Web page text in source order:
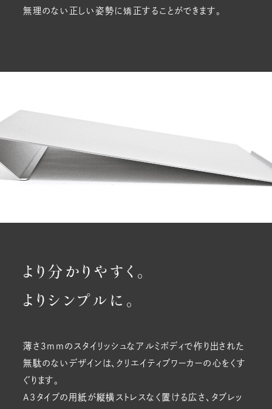
無理のない正しい姿勢に矯正することができます。
より分かりやすく。
よりシンプルに。
薄さ３mmのスタイリッシュなアルミボディで作り出された
無駄のないデザインは、クリエイティブワーカーの心をくす
ぐります。
A3タイプの用紙が縦横ストレスなく置ける広さ、タブレッ